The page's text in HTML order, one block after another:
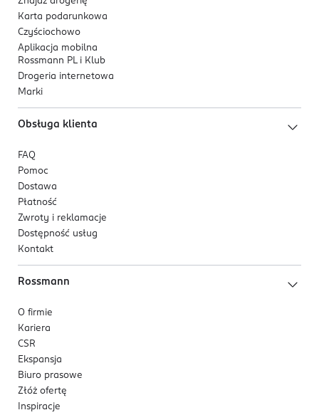
Przeznaczenie
Frezarka sprawdzi się podczas codziennego manicure,
usuwania stylizacji oraz przygotowania paznokci do
kolejnych kroków, zapewniając wygodę i prostą
obsługę w domowych warunkach.
Karta podarunkowa
Czyściochowo
Aplikacja mobilna
Rossmann PL i Klub
Drogeria internetowa
Marki
Obsługa klienta
FAQ
Pomoc
Dostawa
Płatność
Zwroty i reklamacje
Dostępność usług
Kontakt
Rossmann
O firmie
Kariera
CSR
Ekspansja
Biuro prasowe
Złóż ofertę
Inspiracje